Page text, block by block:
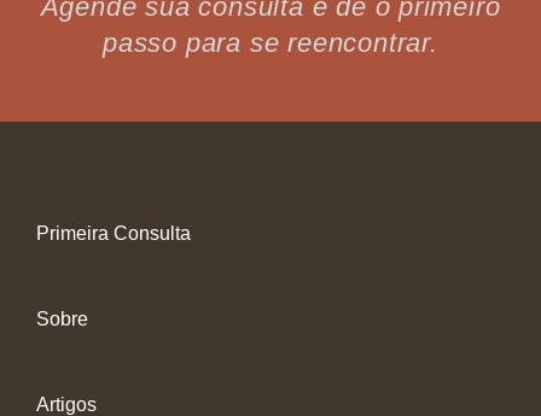
Agende sua consulta e dê o primeiro
passo para se reencontrar.
Primeira Consulta
Sobre
Artigos